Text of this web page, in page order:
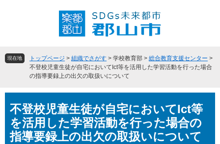
頭
飛現在地 トップページ > 組織でさがす > 学校教育部 > 総合教育支援センター >
不登校児童生徒が自宅においてIct等を活用した学習活動を行った場合
の指導要録上の出欠の取扱いについて
文不登校児童生徒が自宅においてIct等
を活用した学習活動を行った場合の
指導要録上の出欠の取扱いについて